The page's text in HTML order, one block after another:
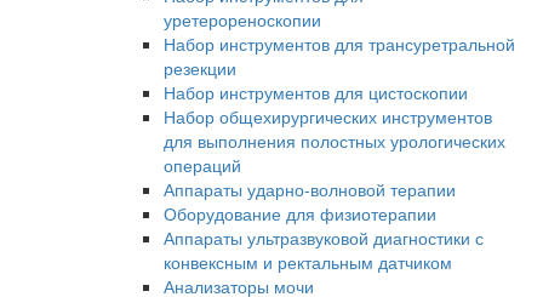
уретерореноскопии
Набор инструментов для трансуретральной
резекции
Набор инструментов для цистоскопии
Набор общехирургических инструментов
для выполнения полостных урологических
операций
Аппараты ударно-волновой терапии
Оборудование для физиотерапии
Аппараты ультразвуковой диагностики с
конвексным и ректальным датчиком
Анализаторы мочи